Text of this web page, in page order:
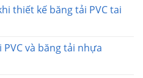
thiết kế băng tải PVC tai
và băng tải nhựa